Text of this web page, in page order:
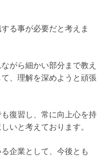
る事が必要だと考えま
がら細かい部分まで教え
、理解を深めようと頑張
復習し、常に向上心を持
いと考えております。
企業として、今後とも